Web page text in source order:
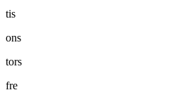
tis
ons
tors
fre